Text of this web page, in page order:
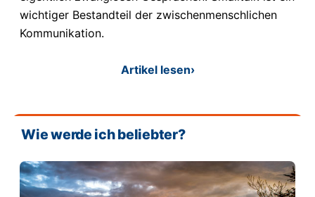
wichtiger Bestandteil der zwischenmenschlichen
Kommunikation.
Artikel lesen›
Wie werde ich beliebter?